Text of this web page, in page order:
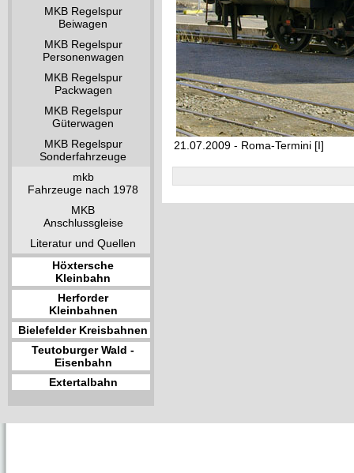
MKB Regelspur
Beiwagen
MKB Regelspur
Personenwagen
MKB Regelspur
Packwagen
MKB Regelspur
Güterwagen
MKB Regelspur
Sonderfahrzeuge
mkb
Fahrzeuge nach 1978
MKB
Anschlussgleise
Literatur und Quellen
Höxtersche
Kleinbahn
Herforder
Kleinbahnen
Bielefelder Kreisbahnen
Teutoburger Wald -
Eisenbahn
Extertalbahn
21.07.2009 - Roma-Termini [I]